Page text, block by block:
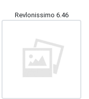
Revlonissimo 6.46